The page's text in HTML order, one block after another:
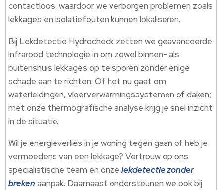
contactloos, waardoor we verborgen problemen zoals
lekkages en isolatiefouten kunnen lokaliseren.​
Bij Lekdetectie Hydrocheck zetten we geavanceerde
infrarood technologie in om zowel binnen- als
buitenshuis lekkages op te sporen zonder enige
schade aan te richten.​ Of het nu gaat om
waterleidingen, vloerverwarmingssystemen of daken;
met onze thermografische analyse krijg je snel inzicht
in de situatie.​
Wil je energieverlies in je woning tegen gaan of heb je
vermoedens van een lekkage? Vertrouw op ons
specialistische team en onzelekdetectie zonder
breken aanpak.​ Daarnaast ondersteunen we ook bij